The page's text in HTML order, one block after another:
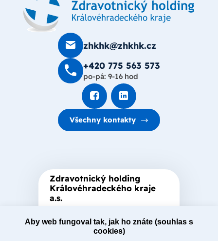
zhkhk@zhkhk.cz
+420 775 563 573
po-pá: 9-16 hod
Všechny kontakty
Zdravotnický holding
Královéhradeckého kraje
a.s.
založená Královéhradeckým
krajem, který je jediným
Aby web fungoval tak, jak ho znáte (souhlas s
cookies)